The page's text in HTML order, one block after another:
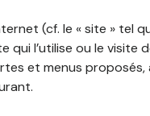
(cf. le « site » tel
l’utilise ou le visite
et menus